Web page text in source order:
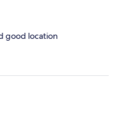
good location